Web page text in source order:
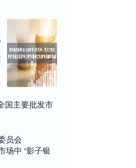
国主要批发市
员会
场中 “影子银